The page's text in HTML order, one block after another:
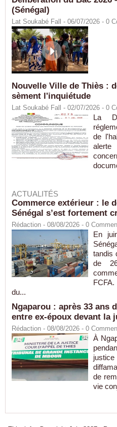
(Sénégal)
Lat Soukabé Fall - 06/07/2026 - 0
Nouvelle Ville de Thiès :
sèment l'inquiétude
Lat Soukabé Fall - 02/07/2026 - 0
La
de
ACTUALITÉS
Commerce extérieur : le
Sénégal s’est fortement
Rédaction - 08/08/2026 - 0
En
tandis
de
du...
Ngaparou : après 33 ans
entre ex-époux devant la
Rédaction - 08/08/2026 - 0
À
de
vie